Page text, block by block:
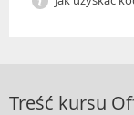
Treść kursu